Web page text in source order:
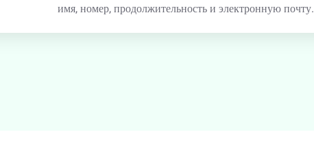
имя, номер, продолжительность и электронную почту.